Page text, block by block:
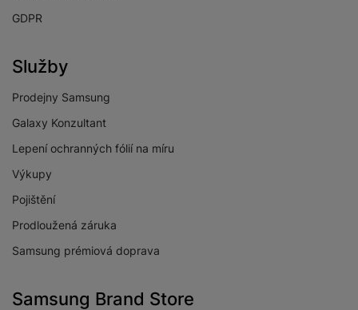
GDPR
Služby
Prodejny Samsung
Galaxy Konzultant
Lepení ochranných fólií na míru
Výkupy
Pojištění
Prodloužená záruka
Samsung prémiová doprava
Samsung Brand Store